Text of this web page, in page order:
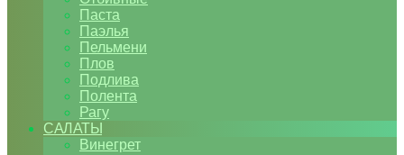
Паста
Паэлья
Пельмени
Плов
Подлива
Полента
Рагу
САЛАТЫ
Винегрет